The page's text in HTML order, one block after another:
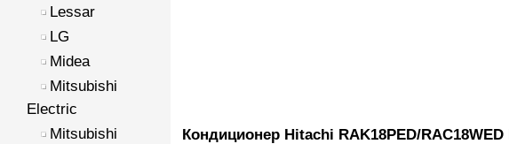
Lessar
LG
Midea
Mitsubishi
Electric
Mitsubishi
Кондиционер Hitachi RAK18PED/